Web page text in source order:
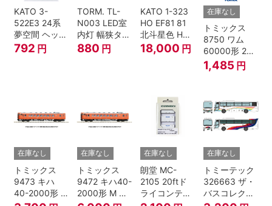
KATO 3-
522E3 24系
夢空間 ヘッド
マーク 4種各1
792 円
TORM. TL-
N003 LED室
内灯 幅狭タイ
プ・電球色 1
880 円
KATO 1-323
HO EF81 81
北斗星色 HO
ゲージ
18,000 円
在庫なし
トミックス
8750 ワム
60000形 2両
セット Nゲー
ジ
1,485 円
在庫なし
トミックス
9473 キハ
40-2000形 T
在庫なし
トミックス
9472 キハ40-
2000形 M N
在庫なし
朗堂 MC-
2105 20ftド
ライコンテナ
在庫なし
トミーテック
326663 ザ・
バスコレクシ